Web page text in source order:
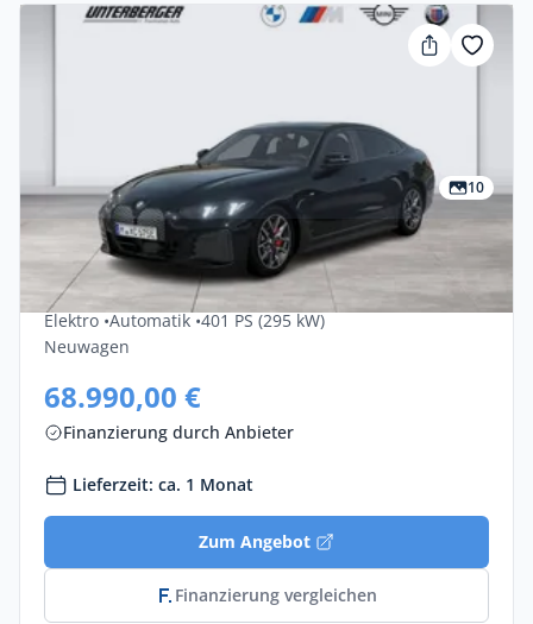
10
Privat & Gewerbe
Bmw I4 XDrive40 5dr
Elektro •Automatik •401 PS (295 kW)
Neuwagen
68.990,00 €
Finanzierung durch Anbieter
Lieferzeit: ca. 1 Monat
Zum Angebot
Finanzierung vergleichen